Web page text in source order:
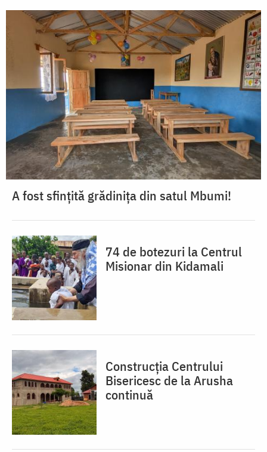
A fost sfințită grădinița din satul Mbumi!
74 de botezuri la Centrul
Misionar din Kidamali
Construcția Centrului
Bisericesc de la Arusha
continuă